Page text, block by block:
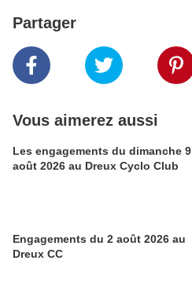
Partager
Vous aimerez aussi
Les engagements du dimanche 9
août 2026 au Dreux Cyclo Club
Engagements du 2 août 2026 au
Dreux CC